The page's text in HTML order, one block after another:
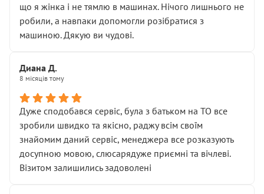
що я жінка і не тямлю в машинах. Нічого лишнього не
робили, а навпаки допомогли розібратися з
машиною. Дякую ви чудові.
Диана Д.
8 місяців тому
Дуже сподобався сервіс, була з батьком на ТО все
зробили швидко та якісно, раджу всім своїм
знайомим даний сервіс, менеджера все розказують
досупною мовою, слюсарядуже приємні та вічлеві.
Візитом залишились задоволені